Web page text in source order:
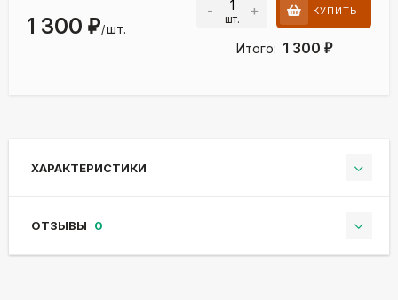
1 300 ₽/шт.
- шт. + КУПИТЬ
Итого: 1 300 ₽
ХАРАКТЕРИСТИКИ
ОТЗЫВЫ 0